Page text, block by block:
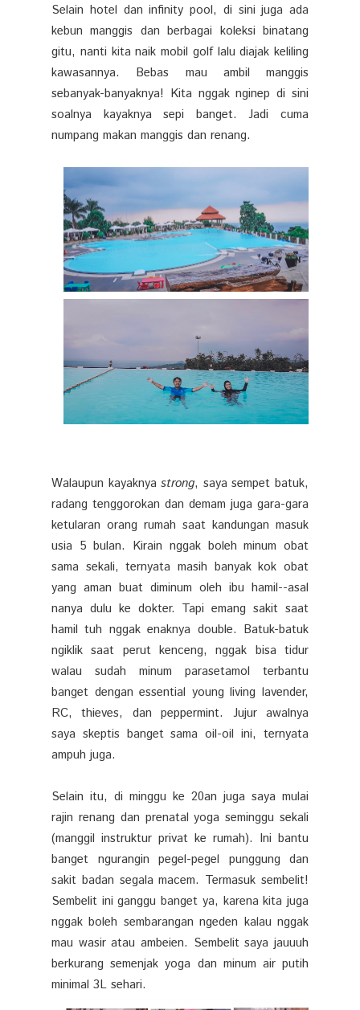
Selain hotel dan infinity pool, di sini juga ada
kebun manggis dan berbagai koleksi binatang
gitu, nanti kita naik mobil golf lalu diajak keliling
kawasannya. Bebas mau ambil manggis
sebanyak-banyaknya! Kita nggak nginep di sini
soalnya kayaknya sepi banget. Jadi cuma
numpang makan manggis dan renang.
Walaupun kayaknyastrong, saya sempet batuk,
radang tenggorokan dan demam juga gara-gara
ketularan orang rumah saat kandungan masuk
usia 5 bulan. Kirain nggak boleh minum obat
sama sekali, ternyata masih banyak kok obat
yang aman buat diminum oleh ibu hamil--asal
nanya dulu ke dokter. Tapi emang sakit saat
hamil tuh nggak enaknya double. Batuk-batuk
ngiklik saat perut kenceng, nggak bisa tidur
walau sudah minum parasetamol terbantu
banget dengan essential young living lavender,
RC, thieves, dan peppermint. Jujur awalnya
saya skeptis banget sama oil-oil ini, ternyata
ampuh juga.
Selain itu, di minggu ke 20an juga saya mulai
rajin renang dan prenatal yoga seminggu sekali
(manggil instruktur privat ke rumah). Ini bantu
banget ngurangin pegel-pegel punggung dan
sakit badan segala macem. Termasuk sembelit!
Sembelit ini ganggu banget ya, karena kita juga
nggak boleh sembarangan ngeden kalau nggak
mau wasir atau ambeien. Sembelit saya jauuuh
berkurang semenjak yoga dan minum air putih
minimal 3L sehari.